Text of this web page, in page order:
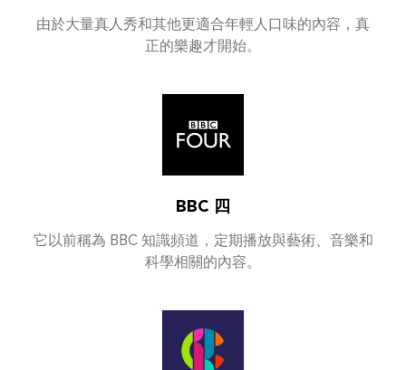
由於大量真人秀和其他更適合年輕人口味的內容，真
正的樂趣才開始。
BBC 四
它以前稱為 BBC 知識頻道，定期播放與藝術、音樂和
科學相關的內容。